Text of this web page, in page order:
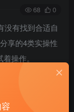
68 0
没有找到合适自
享的4类实操性
操作。
带自己的父母